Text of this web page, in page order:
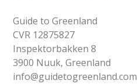
Guide to Greenland
CVR 12875827
Inspektorbakken 8
3900 Nuuk, Greenland
info@guidetogreenland.com